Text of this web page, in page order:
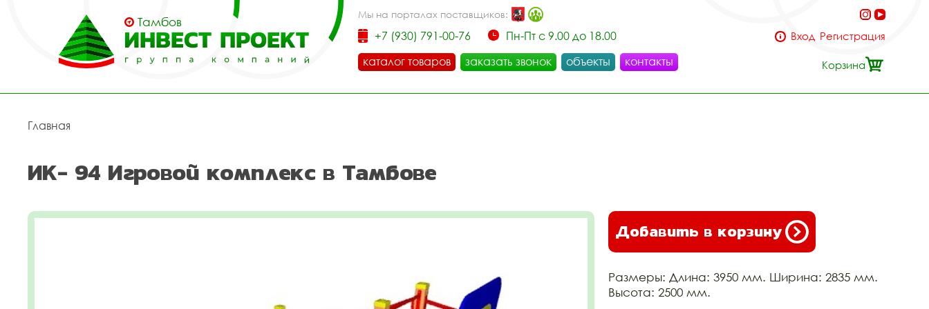
Тамбов
Мы на порталах поставщиков:
+7 (930) 791-00-76
Пн-Пт с 9.00 до 18.00
каталог товаров
заказать звонок объекты контакты
Вход Регистрация
Корзина
Главная
ИК- 94 Игровой комплекс в Тамбове
Добавить в корзину
Размеры: Длина: 3950 мм. Ширина: 2835 мм.
Высота: 2500 мм.